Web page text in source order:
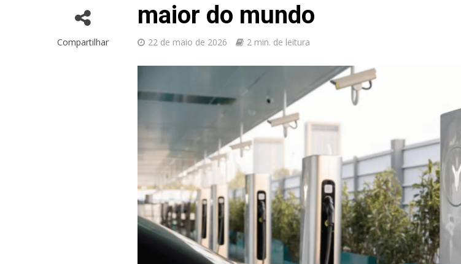
Compartilhar
maior do mundo
22 de maio de 2026 2 min. de leitura